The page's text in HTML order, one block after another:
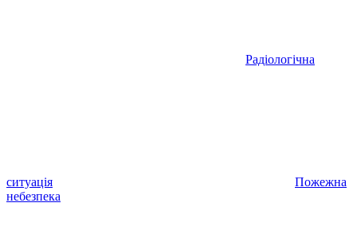
Радіологічна
ситуація
Пожежна
небезпека